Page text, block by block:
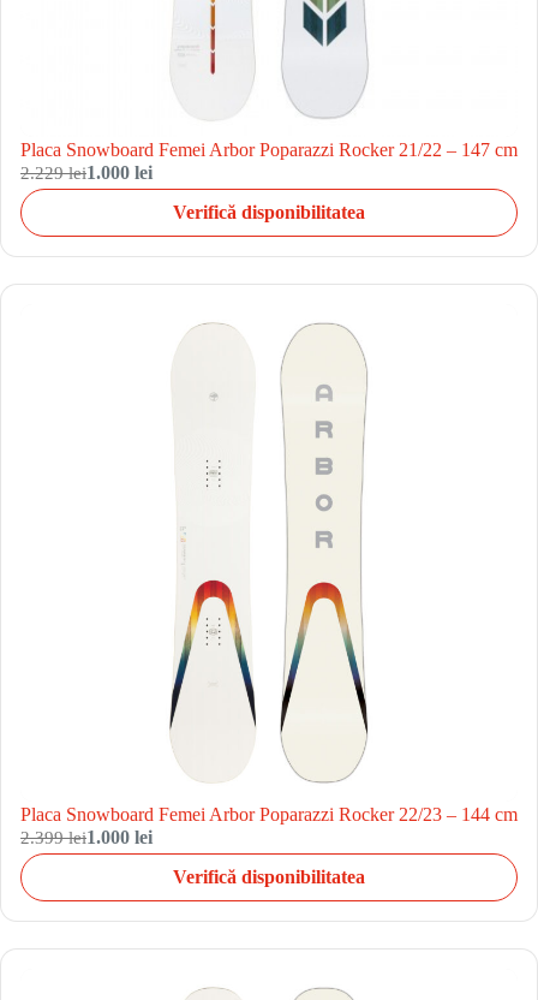
Placa Snowboard Femei Arbor Poparazzi Rocker 21/22 – 147 cm
2.229 lei1.000 lei
Verifică disponibilitatea
Placa Snowboard Femei Arbor Poparazzi Rocker 22/23 – 144 cm
2.399 lei1.000 lei
Verifică disponibilitatea